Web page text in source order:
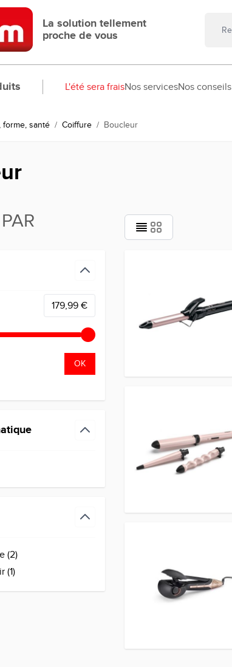
La solution tellement
proche de vous
L'été sera fraisNos servicesNos conseils
forme, santé / Coiffure / Boucleur
Valeur maximale
179,99 €
OK
available
(2products available
)
(1products available
)